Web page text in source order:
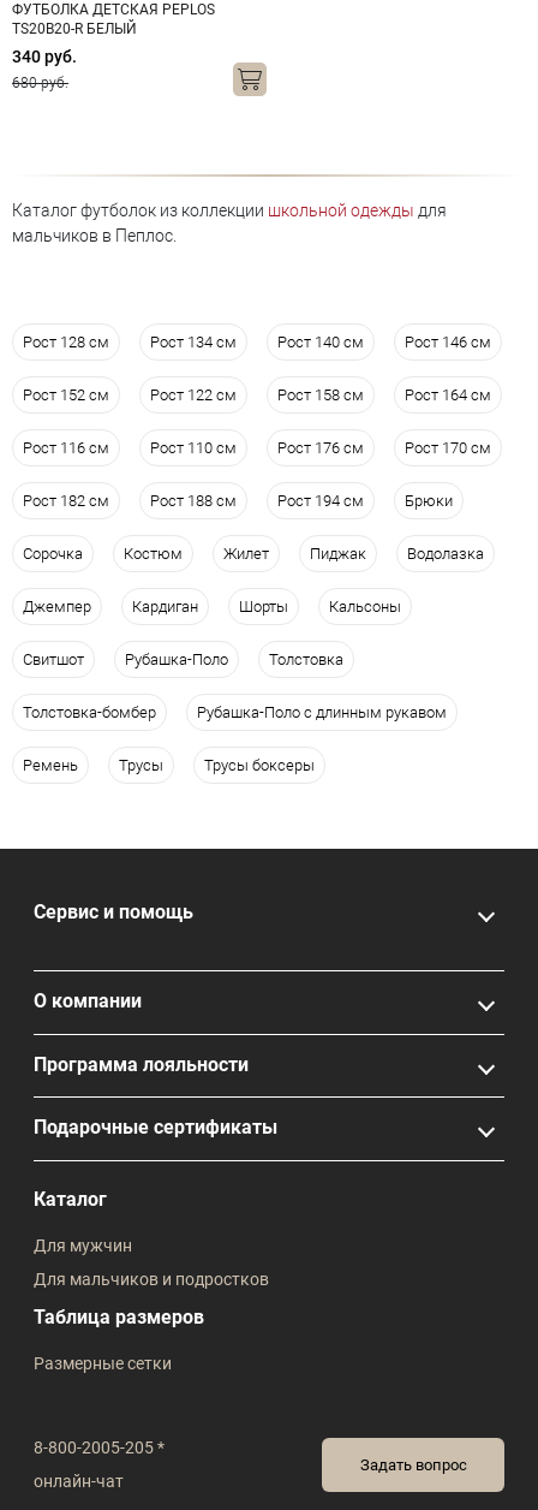
ФУТБОЛКА ДЕТСКАЯ PEPLOS
TS20B20-R БЕЛЫЙ
340 руб.
680 руб.
Каталог футболок из коллекции школьной одежды для
мальчиков в Пеплос.
Рост 128 см Рост 134 см Рост 140 см Рост 146 см
Рост 152 см Рост 122 см Рост 158 см Рост 164 см
Рост 116 см Рост 110 см Рост 176 см Рост 170 см
Рост 182 см Рост 188 см Рост 194 см Брюки
Сорочка Костюм Жилет Пиджак Водолазка
Джемпер Кардиган Шорты Кальсоны
Свитшот Рубашка-Поло Толстовка
Толстовка-бомбер Рубашка-Поло с длинным рукавом
Ремень Трусы Трусы боксеры
8-800-2005-205 *
онлайн-чат
Задать вопрос
Сервис и помощь
О компании
Программа лояльности
Подарочные сертификаты
Каталог
Для мужчин
Для мальчиков и подростков
Таблица размеров
Размерные сетки